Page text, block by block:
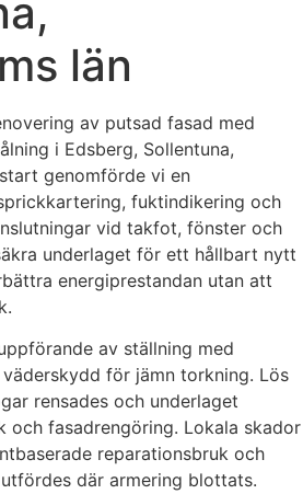
län
av putsad fasad med
i Edsberg, Sollentuna,
genomförde vi en
fuktindikering och
vid takfot, fönster och
underlaget för ett hållbart nytt
energiprestandan utan att
av ställning med
för jämn torkning. Lös
rensades och underlaget
och fasadrengöring. Lokala skador
reparationsbruk och
där armering blottats.